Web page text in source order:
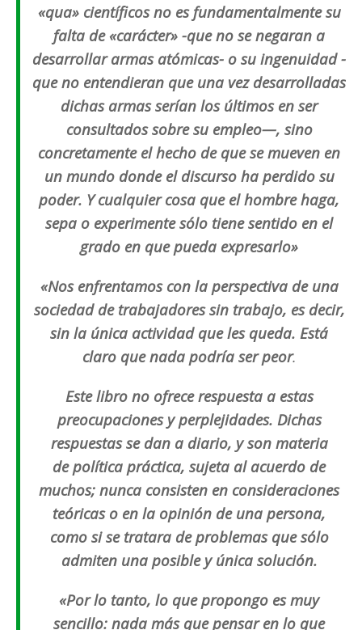
«qua» científicos no es fundamentalmente su
falta de «carácter» -que no se negaran a
desarrollar armas atómicas- o su ingenuidad -
que no entendieran que una vez desarrolladas
dichas armas serían los últimos en ser
consultados sobre su empleo—, sino
concretamente el hecho de que se mueven en
un mundo donde el discurso ha perdido su
poder. Y cualquier cosa que el hombre haga,
sepa o experimente sólo tiene sentido en el
grado en que pueda expresarlo»
«Nos enfrentamos con la perspectiva de una
sociedad de trabajadores sin trabajo, es decir,
sin la única actividad que les queda. Está
claro que nada podría ser peor.
Este libro no ofrece respuesta a estas
preocupaciones y perplejidades. Dichas
respuestas se dan a diario, y son materia
depolítica práctica, sujeta al acuerdo de
muchos; nunca consisten en consideraciones
teóricas o en la opinión de una persona,
como si se tratara de problemas que sólo
admiten una posible y única solución.
«Por lo tanto, lo que propongo es muy
sencillo: nada más que pensar en lo que